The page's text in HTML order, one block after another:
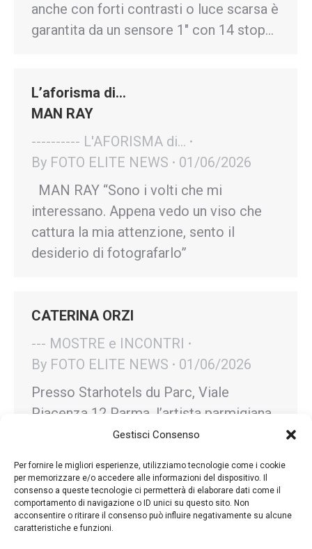
Gestisci Consenso
Per fornire le migliori esperienze, utilizziamo tecnologie come i cookie
per memorizzare e/o accedere alle informazioni del dispositivo. Il
consenso a queste tecnologie ci permetterà di elaborare dati come il
comportamento di navigazione o ID unici su questo sito. Non
acconsentire o ritirare il consenso può influire negativamente su alcune
caratteristiche e funzioni.
anche con forti contrasti o luce scarsa è
garantita da un sensore 1″ con 14 stop…
L’aforisma di…
MAN RAY
---------- L'AFORISMA di...
By FOTO ELITE NEWS
01/06/2026
MAN RAY “Sono i volti che mi
interessano. Appena vedo un viso che
cattura la mia attenzione, sento il
desiderio di fotografarlo”
CATERINA ORZI
--- MOSTRE e INCONTRI
By FOTO ELITE NEWS
01/06/2026
Presso Starhotels du Parc, Viale
Piacenza 12 Parma, l’artista parmigiana
CATERINA ORZI espone “Fiori di Luce”,
elemento generativo capace di
trasformare frammenti vegetali in
presenze quasi scultoree. Fino al 2